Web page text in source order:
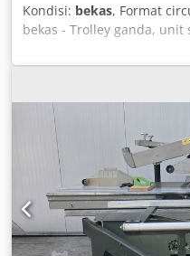
Kondisi: bekas, Format
bekas - Trolley ganda,
dengan pengaturan
ketinggian hidrolik,
indikator digital sudut
perpanjangan meja
aluminium anodized,
atas pelindung sempit
debu ----- Data Teknis -----
panjang trolley: 3.200
potong: 125 mm, Diameter
mm, Cjdpew Nx A Isfx
3.000/4.000/5.000/6.000